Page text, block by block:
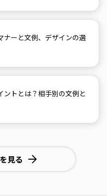
ナーと文例、デザインの選
トとは？相手別の文例と
見る